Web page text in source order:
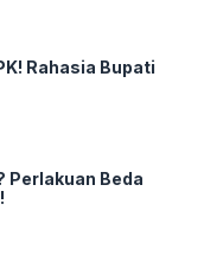
Rahasia Bupati
Perlakuan Beda